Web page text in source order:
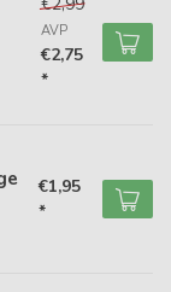
AVP
€2,75
*
€1,95
*